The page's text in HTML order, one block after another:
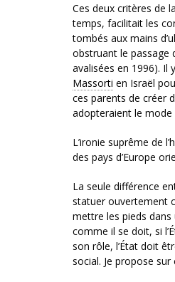
Ces deux critères de
temps, facilitait les
tombés aux mains
obstruant le passage
avalisées en 1996). Il
Massorti en Israël
ces parents de créer
adopteraient le
L’ironie suprême de
des pays d’Europe
La seule différence
statuer ouvertement
mettre les pieds
comme il se doit, si
son rôle, l’État doit
social. Je propose